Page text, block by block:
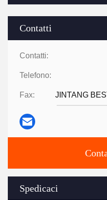
Contatti
Contatti:
Telefono:
Fax: JINTANG
Spedicaci